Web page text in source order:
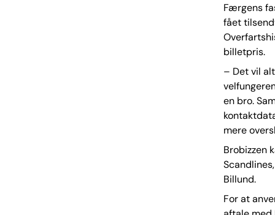
Færgens
fået
billetpris.
– Det vil
en bro.
mere
Brobizzen
Billund.
For at